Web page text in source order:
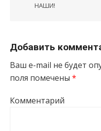
НАШИ!
Добавить
Ваш e-mail не будет
поля помечены *
Комментарий